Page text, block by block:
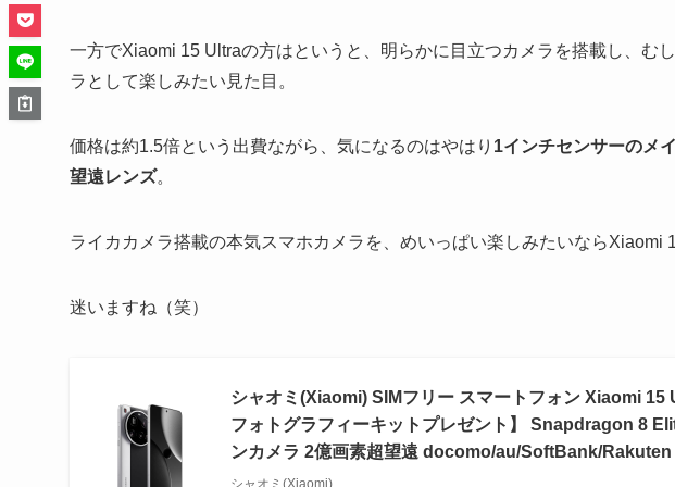
一方でXiaomi 15 Ultraの方はというと、明らかに目立つカメラを搭載し、む
ラとして楽しみたい見た目。
価格は約1.5倍という出費ながら、気になるのはやはり 1インチセンサーのメ
望遠レンズ。
ライカカメラ搭載の本気スマホカメラを、めいっぱい楽しみたいならXiaomi
迷いますね（笑）
シャオミ(Xiaomi) SIMフリー スマートフォン Xiaomi
フォトグラフィーキットプレゼント】 Snapdragon 8
ンカメラ 2億画素超望遠 docomo/au/SoftBank/